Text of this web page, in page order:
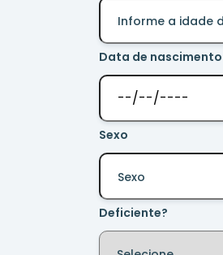
Data de nascimento
Sexo
Deficiente?